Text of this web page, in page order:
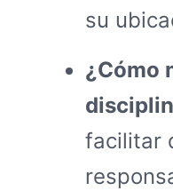
su
¿Cómo
facilitar